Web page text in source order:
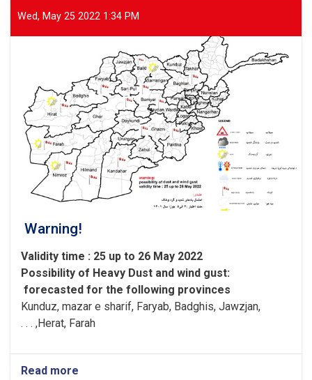
Parwan
Wed, May 25 2022 1:34 PM
Warning!
Validity time : 25 up to 26 May 2022
:
Possibility of Heavy Dust and wind gust
forecasted for the following provinces
Kunduz, mazar e sharif, Faryab, Badghis, Jawzjan,
Herat, Farah, . . .
Read more